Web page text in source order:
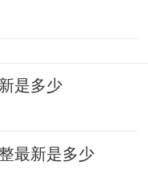
是多少
最新是多少